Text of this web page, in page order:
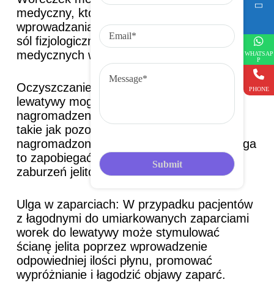
medyczny, który jest zwykle używany do
wprowadzania płynów (takich jak leki, woda,
sól fizjologiczna itp.) Oto kilka zalet
medycznych worków do lewatywy:
Oczyszczanie jelit: Medyczne worki do
lewatywy mogą skutecznie czyścić
nagromadzenia w odbytnicy i okrężnicy,
takie jak pozostałości kału, pokarm
nagromadzony w jelicie grubym itp. Pomaga
to zapobiegać rozwojowi zaparć i innych
zaburzeń jelitowych.
Ulga w zaparciach: W przypadku pacjentów
z łagodnymi do umiarkowanych zaparciami
worek do lewatywy może stymulować
ścianę jelita poprzez wprowadzenie
odpowiedniej ilości płynu, promować
wypróżnianie i łagodzić objawy zaparć.
m
a
e
WHATSAP
P
PHONE